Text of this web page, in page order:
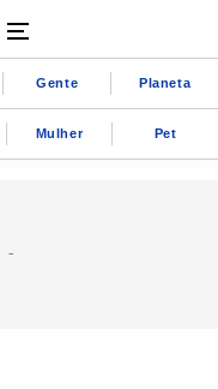
Gente Planeta
Mulher Pet